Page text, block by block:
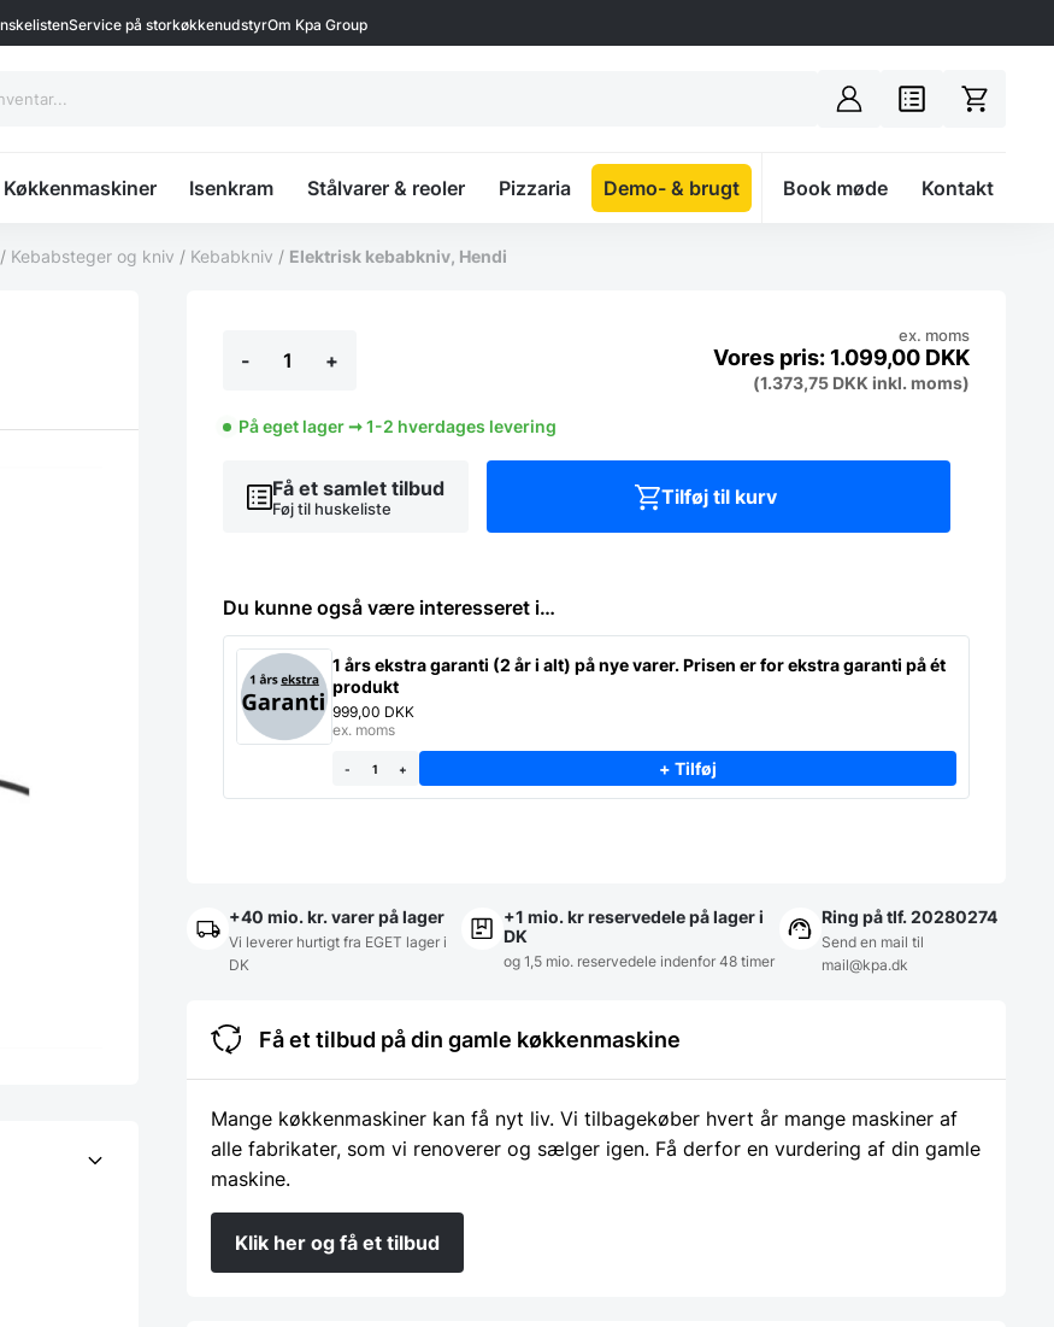
Service på storkøkkenudstyrOm Kpa Group
Køkkenmaskiner Isenkram Stålvarer & reoler Pizzaria Demo- & brugt Spacer
Book møde Kontakt
/ Kebabsteger og kniv / Kebabkniv / Elektrisk kebabkniv, Hendi
-
kebabkniv,
+ 1.099,00 DKK
ex. moms
(1.373,75 DKK inkl. moms)
På eget lager ➞ 1-2 hverdages levering
Få et samlet tilbud
Føj til huskeliste Tilføj til kurv
Du kunne også være interesseret i…
1 års ekstra garanti (2 år i alt) på nye varer. Prisen er for ekstra garanti på ét
produkt
999,00 DKK
ex. moms
- + + Tilføj
+40 mio. kr. varer på lager
Vi leverer hurtigt fra EGET lager i
DK
+1 mio. kr reservedele på lager i
DK
og 1,5 mio. reservedele indenfor 48 timer
Ring på tlf. 20280274
Send en mail til
mail@kpa.dk
Få et tilbud på din gamle køkkenmaskine
Mange køkkenmaskiner kan få nyt liv. Vi tilbagekøber hvert år mange maskiner af
alle fabrikater, som vi renoverer og sælger igen. Få derfor en vurdering af din gamle
maskine.
Klik her og få et tilbud